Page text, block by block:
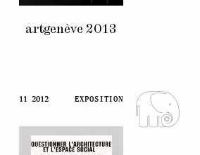
artgenève 2013
11 2012 EXPOSITION